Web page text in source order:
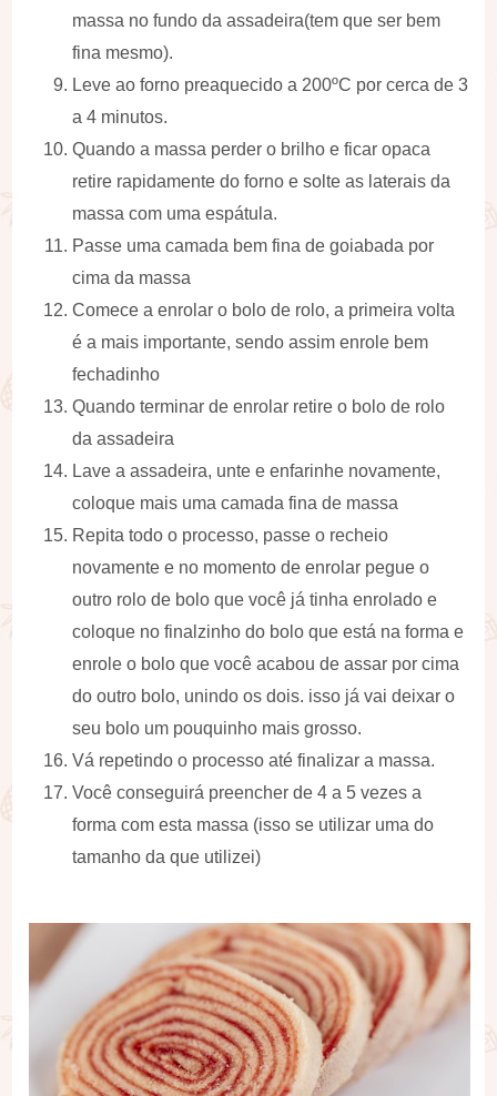
massa no fundo da assadeira(tem que ser bem
fina mesmo).
Leve ao forno preaquecido a 200ºC por cerca de 3
a 4 minutos.
Quando a massa perder o brilho e ficar opaca
retire rapidamente do forno e solte as laterais da
massa com uma espátula.
Passe uma camada bem fina de goiabada por
cima da massa
Comece a enrolar o bolo de rolo, a primeira volta
é a mais importante, sendo assim enrole bem
fechadinho
Quando terminar de enrolar retire o bolo de rolo
da assadeira
Lave a assadeira, unte e enfarinhe novamente,
coloque mais uma camada fina de massa
Repita todo o processo, passe o recheio
novamente e no momento de enrolar pegue o
outro rolo de bolo que você já tinha enrolado e
coloque no finalzinho do bolo que está na forma e
enrole o bolo que você acabou de assar por cima
do outro bolo, unindo os dois. isso já vai deixar o
seu bolo um pouquinho mais grosso.
Vá repetindo o processo até finalizar a massa.
Você conseguirá preencher de 4 a 5 vezes a
forma com esta massa (isso se utilizar uma do
tamanho da que utilizei)